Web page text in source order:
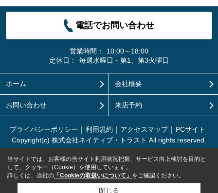
電話でお問い合わせ
営業時間：
10:00～18:00
定休日：
毎週水曜日・第1、第3火曜日
ホーム 会社概要
お問い合わせ 来店予約
プライバシーポリシー 利用規約 アクセスマップ
PCサイト
Copyright(c) 株式会社ネイティブ・トラスト All rights reserved.
当サイトでは、お客様の当サイト利用状況把握、サービス向上検討を目的と
して、クッキー（Cookie）を使用しています。
詳しくは、当社の 「Cookieの取扱いについて」 をご確認ください。
閉じる